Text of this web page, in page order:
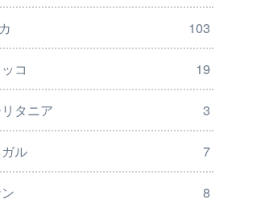
103
コ 19
タニア 3
ル 7
8